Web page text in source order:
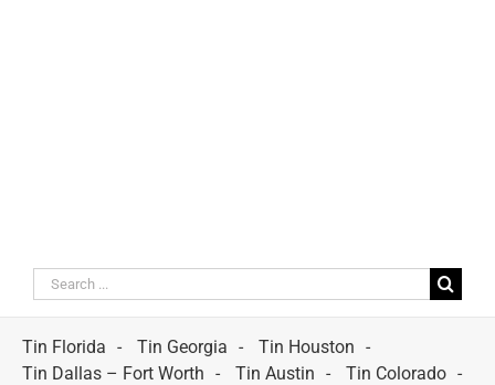
Search
for:
Tin Florida
Tin Georgia
Tin Houston
Tin Dallas – Fort Worth
Tin Austin
Tin Colorado